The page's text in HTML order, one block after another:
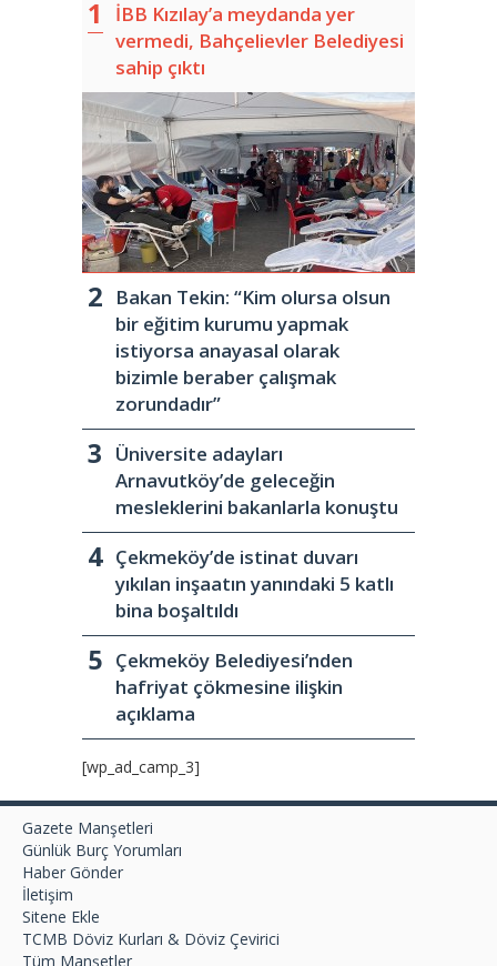
İBB Kızılay’a meydanda yer
vermedi, Bahçelievler Belediyesi
sahip çıktı
Bakan Tekin: “Kim olursa olsun
bir eğitim kurumu yapmak
istiyorsa anayasal olarak
bizimle beraber çalışmak
zorundadır”
Üniversite adayları
Arnavutköy’de geleceğin
mesleklerini bakanlarla konuştu
Çekmeköy’de istinat duvarı
yıkılan inşaatın yanındaki 5 katlı
bina boşaltıldı
Çekmeköy Belediyesi’nden
hafriyat çökmesine ilişkin
açıklama
[wp_ad_camp_3]
Gazete Manşetleri
Günlük Burç Yorumları
Haber Gönder
İletişim
Sitene Ekle
TCMB Döviz Kurları & Döviz Çevirici
Tüm Manşetler